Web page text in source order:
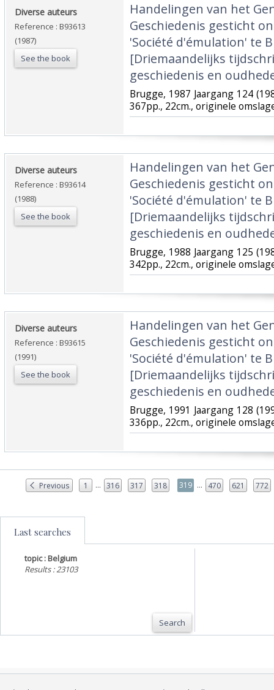
‎Diverse auteurs‎
Reference : B93613
(1987)
See the book
‎Handelingen van het
Geschiedenis gesticht
'Société d'émulation' te
[Driemaandelijks
geschiedenis en
‎Brugge, 1987 Jaargang 124
367pp., 22cm., originele
‎Diverse auteurs‎
Reference : B93614
(1988)
See the book
‎Handelingen van het
Geschiedenis gesticht
'Société d'émulation' te
[Driemaandelijks
geschiedenis en
‎Brugge, 1988 Jaargang 125
342pp., 22cm., originele
‎Diverse auteurs‎
Reference : B93615
(1991)
See the book
‎Handelingen van het
Geschiedenis gesticht
'Société d'émulation' te
[Driemaandelijks
geschiedenis en
‎Brugge, 1991 Jaargang 128
336pp., 22cm., originele
Previous 1 ... 316 317 318 319 ... 470 621 772
Last searches
topic : Belgium
Results : 23103
Search